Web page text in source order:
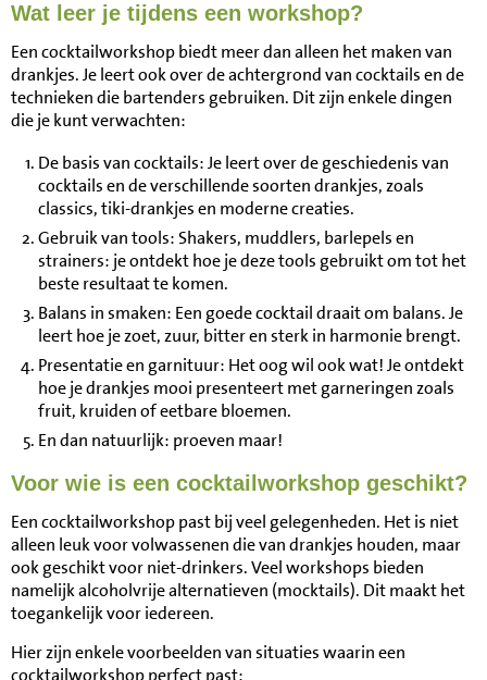
Wat leer je tijdens een workshop?
Een cocktailworkshop biedt meer dan alleen het maken van
drankjes. Je leert ook over de achtergrond van cocktails en de
technieken die bartenders gebruiken. Dit zijn enkele dingen
die je kunt verwachten:
De basis van cocktails: Je leert over de geschiedenis van
cocktails en de verschillende soorten drankjes, zoals
classics, tiki-drankjes en moderne creaties.
Gebruik van tools: Shakers, muddlers, barlepels en
strainers: je ontdekt hoe je deze tools gebruikt om tot het
beste resultaat te komen.
Balans in smaken: Een goede cocktail draait om balans. Je
leert hoe je zoet, zuur, bitter en sterk in harmonie brengt.
Presentatie en garnituur: Het oog wil ook wat! Je ontdekt
hoe je drankjes mooi presenteert met garneringen zoals
fruit, kruiden of eetbare bloemen.
En dan natuurlijk: proeven maar!
Voor wie is een cocktailworkshop geschikt?
Een cocktailworkshop past bij veel gelegenheden. Het is niet
alleen leuk voor volwassenen die van drankjes houden, maar
ook geschikt voor niet-drinkers. Veel workshops bieden
namelijk alcoholvrije alternatieven (mocktails). Dit maakt het
toegankelijk voor iedereen.
Hier zijn enkele voorbeelden van situaties waarin een
cocktailworkshop perfect past: